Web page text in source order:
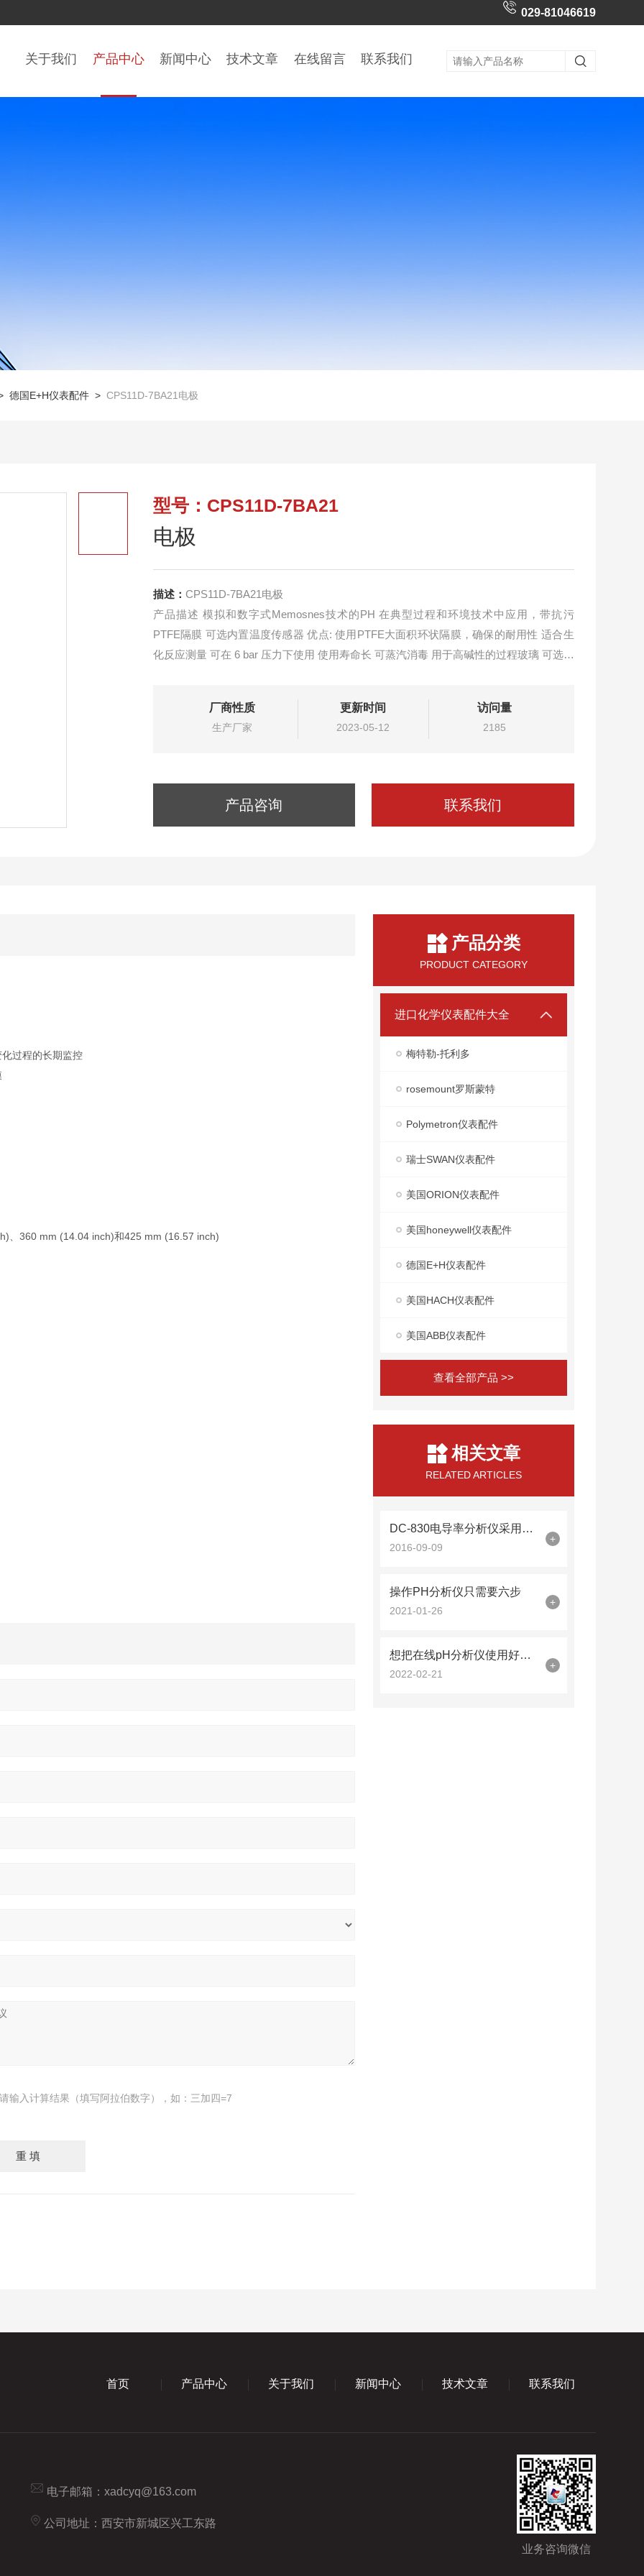
029-81046619
关于我们 产品中心 新闻中心 技术文章 在线留言 联系我们
德国E+H仪表配件 >CPS11D-7BA21电极
型号：CPS11D-7BA21
电极
描述： CPS11D-7BA21电极
产品描述 模拟和数字式Memosnes技术的PH 在典型过程和环境技术中应用，带抗污
PTFE隔膜 可选内置温度传感器 优点: 使用PTFE大面积环状隔膜，确保的耐用性 适合生
化反应测量 可在 6 bar 压力下使用 使用寿命长 可蒸汽消毒 用于高碱性的过程玻璃 可选内
厂商性质
生产厂家
更新时间
2023-05-12
访问量
2185
产品咨询 联系我们
过程的长期监控
、360 mm (14.04 inch)和425 mm (16.57 inch)
请输入计算结果（填写阿拉伯数字），如：三加四=7
产品分类
PRODUCT CATEGORY
进口化学仪表配件大全
梅特勒-托利多
rosemount罗斯蒙特
Polymetron仪表配件
瑞士SWAN仪表配件
美国ORION仪表配件
美国honeywell仪表配件
德国E+H仪表配件
美国HACH仪表配件
美国ABB仪表配件
查看全部产品 >>
相关文章
RELATED ARTICLES
DC-830电导率分析仪采用硬件电路消除可降低误差
2016-09-09
+
操作PH分析仪只需要六步
2021-01-26
+
想把在线pH分析仪使用好，这些事项要提前知道
2022-02-21
+
首页 产品中心 关于我们 新闻中心 技术文章 联系我们
电子邮箱： xadcyq@163.com
公司地址：西安市新城区兴工东路
业务咨询微信